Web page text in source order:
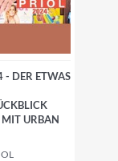
DER ETWAS
URBAN